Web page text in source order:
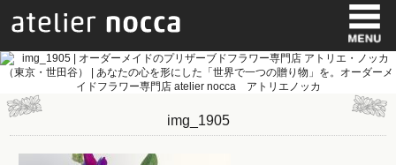
img_1905